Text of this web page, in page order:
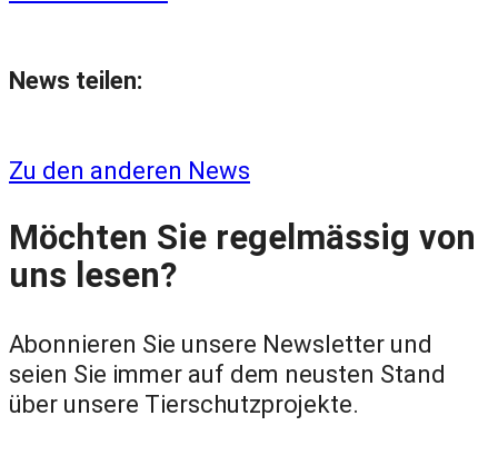
News teilen:
Zu den anderen News
Möchten Sie regelmässig von
uns lesen?
Abonnieren Sie unsere Newsletter und
seien Sie immer auf dem neusten Stand
über unsere Tierschutzprojekte.